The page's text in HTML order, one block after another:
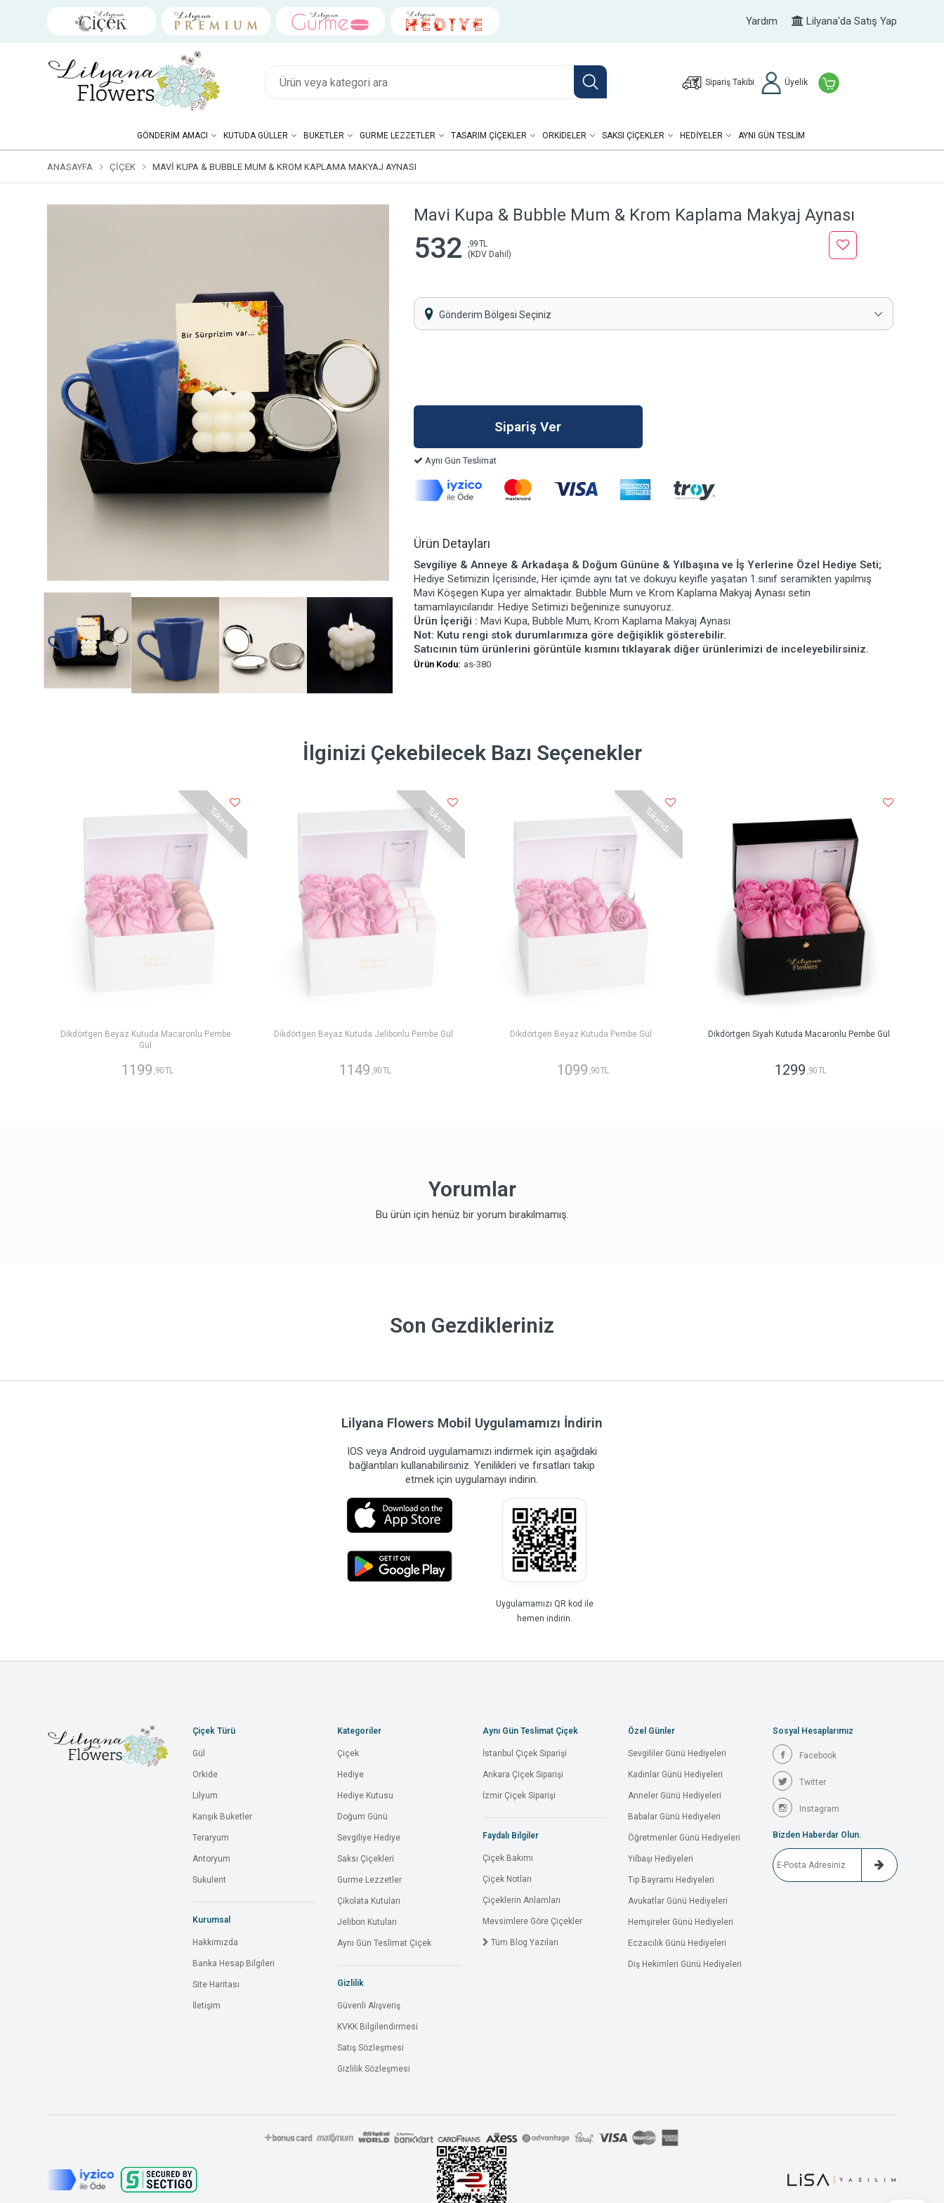
Yardım Lilyana'da Satış Yap
Sipariş Takibi Üyelik
GÖNDERIM AMACI KUTUDA GÜLLER BUKETLER GURME LEZZETLER TASARIM ÇIÇEKLER ORKIDELER SAKSI ÇIÇEKLER HEDIYELER AYNI GÜN TESLİM
ANASAYFA ÇIÇEK MAVI KUPA & BUBBLE MUM & KROM KAPLAMA MAKYAJ AYNASI
Mavi Kupa & Bubble Mum & Krom Kaplama Makyaj Aynası
532
,99 TL
(KDV Dahil)
Gönderim Bölgesi Seçiniz
Aynı Gün Teslimat
Ürün Detayları
Sevgiliye & Anneye & Arkadaşa & Doğum Gününe & Yılbaşına ve İş Yerlerine Özel Hediye Seti;
Hediye Setimizin İçerisinde, Her içimde aynı tat ve dokuyu keyifle yaşatan 1.sınıf seramikten yapılmış
Mavi Köşegen Kupa yer almaktadır. Bubble Mum ve Krom Kaplama Makyaj Aynası setin
tamamlayıcılarıdır. Hediye Setimizi beğeninize sunuyoruz.
Ürün İçeriği : Mavi Kupa, Bubble Mum, Krom Kaplama Makyaj Aynası
Not: Kutu rengi stok durumlarımıza göre değişiklik gösterebilir.
Satıcının tüm ürünlerini görüntüle kısmını tıklayarak diğer ürünlerimizi de inceleyebilirsiniz.
Ürün Kodu: as-380
İlginizi Çekebilecek Bazı Seçenekler
Tükendi
Dikdörtgen Beyaz Kutuda Macaronlu Pembe
Gül
1199 ,90 TL
Tükendi
Dikdörtgen Beyaz Kutuda Jelibonlu Pembe Gül
1149 ,90 TL
Tükendi
Dikdörtgen Beyaz Kutuda Pembe Gül
1099 ,90 TL
Dikdörtgen Siyah Kutuda Macaronlu Pembe Gül
1299 ,90 TL
Yorumlar
Bu ürün için henüz bir yorum bırakılmamış.
Son Gezdikleriniz
Lilyana Flowers Mobil Uygulamamızı İndirin
IOS veya Android uygulamamızı indirmek için aşağıdaki
bağlantıları kullanabilirsiniz. Yenilikleri ve fırsatları takip
etmek için uygulamayı indirin.
Uygulamamızı QR kod ile
hemen indirin.
Çiçek Türü
Gül
Orkide
Lilyum
Karışık Buketler
Teraryum
Antoryum
Sukulent
Kurumsal
Hakkımızda
Banka Hesap Bilgileri
Site Haritası
İletişim
Kategoriler
Çiçek
Hediye
Hediye Kutusu
Doğum Günü
Sevgiliye Hediye
Saksı Çiçekleri
Gurme Lezzetler
Çikolata Kutuları
Jelibon Kutuları
Aynı Gün Teslimat Çiçek
Gizlilik
Güvenli Alışveriş
KVKK Bilgilendirmesi
Satış Sözleşmesi
Gizlilik Sözleşmesi
Aynı Gün Teslimat Çiçek
İstanbul Çiçek Siparişi
Ankara Çiçek Siparişi
İzmir Çiçek Siparişi
Faydalı Bilgiler
Çiçek Bakımı
Çiçek Notları
Çiçeklerin Anlamları
Mevsimlere Göre Çiçekler
Tüm Blog Yazıları
Özel Günler
Sevgililer Günü Hediyeleri
Kadınlar Günü Hediyeleri
Anneler Günü Hediyeleri
Babalar Günü Hediyeleri
Öğretmenler Günü Hediyeleri
Yılbaşı Hediyeleri
Tıp Bayramı Hediyeleri
Avukatlar Günü Hediyeleri
Hemşireler Günü Hediyeleri
Eczacılık Günü Hediyeleri
Diş Hekimleri Günü Hediyeleri
Sosyal Hesaplarımız
Facebook
Twitter
Instagram
Bizden Haberdar Olun.